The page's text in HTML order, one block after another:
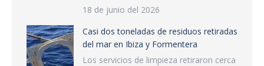
18 de junio del 2026
Casi dos toneladas de residuos retiradas
del mar en Ibiza y Formentera
Los servicios de limpieza retiraron cerca